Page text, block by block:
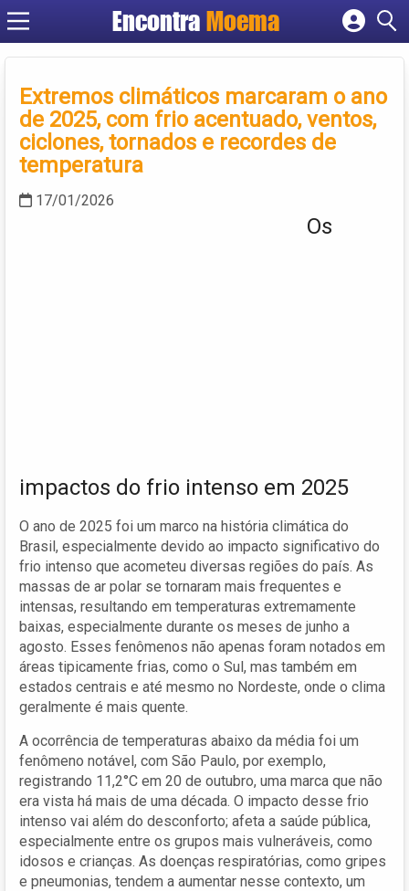
Encontra Moema
Criar conta
Extremos climáticos marcaram o ano
de 2025, com frio acentuado, ventos,
ciclones, tornados e recordes de
temperatura
17/01/2026
Os
impactos do frio intenso em 2025
O ano de 2025 foi um marco na história climática do
Brasil, especialmente devido ao impacto significativo do
frio intenso que acometeu diversas regiões do país. As
massas de ar polar se tornaram mais frequentes e
intensas, resultando em temperaturas extremamente
baixas, especialmente durante os meses de junho a
agosto. Esses fenômenos não apenas foram notados em
áreas tipicamente frias, como o Sul, mas também em
estados centrais e até mesmo no Nordeste, onde o clima
geralmente é mais quente.
A ocorrência de temperaturas abaixo da média foi um
fenômeno notável, com São Paulo, por exemplo,
registrando 11,2°C em 20 de outubro, uma marca que não
era vista há mais de uma década. O impacto desse frio
intenso vai além do desconforto; afeta a saúde pública,
especialmente entre os grupos mais vulneráveis, como
idosos e crianças. As doenças respiratórias, como gripes
e pneumonias, tendem a aumentar nesse contexto, um